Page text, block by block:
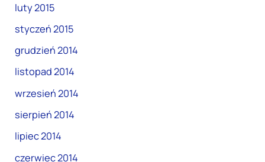
luty 2015
styczeń 2015
grudzień 2014
listopad 2014
wrzesień 2014
sierpień 2014
lipiec 2014
czerwiec 2014